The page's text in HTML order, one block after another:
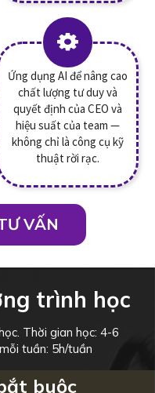
Ứng dụng AI để nâng cao
chất lượng tư duy và
quyết định của CEO và
hiệu suất của team —
không chỉ là công cụ kỹ
thuật rời rạc.
VẤN
trình học
buộc
Thời gian học: 4-6
tuần: 5h/tuần